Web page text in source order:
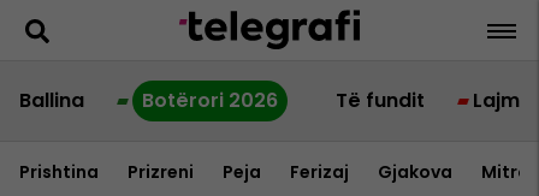
Ballina Botërori 2026 Të fundit Lajme
Prishtina Prizreni Peja Ferizaj Gjakova